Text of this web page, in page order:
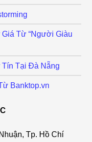
Từ “Người Giàu
Tín Tại Đà Nẵng
Banktop.vn
Tp. Hồ Chí